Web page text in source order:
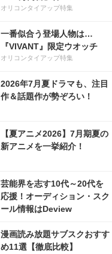
オリコンタイアップ特集
一番似合う登場人物は…
『VIVANT』限定ウオッチ
オリコンタイアップ特集
2026年7月夏ドラマも、注目
作＆話題作が勢ぞろい！
【夏アニメ2026】7月期夏の
新アニメを一挙紹介！
芸能界を志す10代～20代を
応援！オーディション・スク
ール情報はDeview
漫画読み放題サブスクおすす
め11選【徹底比較】